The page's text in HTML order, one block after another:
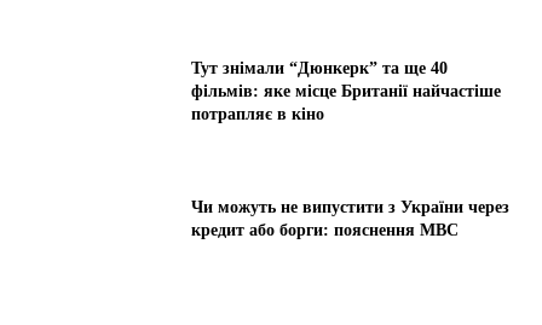
Тут знімали “Дюнкерк” та ще 40
фільмів: яке місце Британії найчастіше
потрапляє в кіно
Чи можуть не випустити з України через
кредит або борги: пояснення МВС